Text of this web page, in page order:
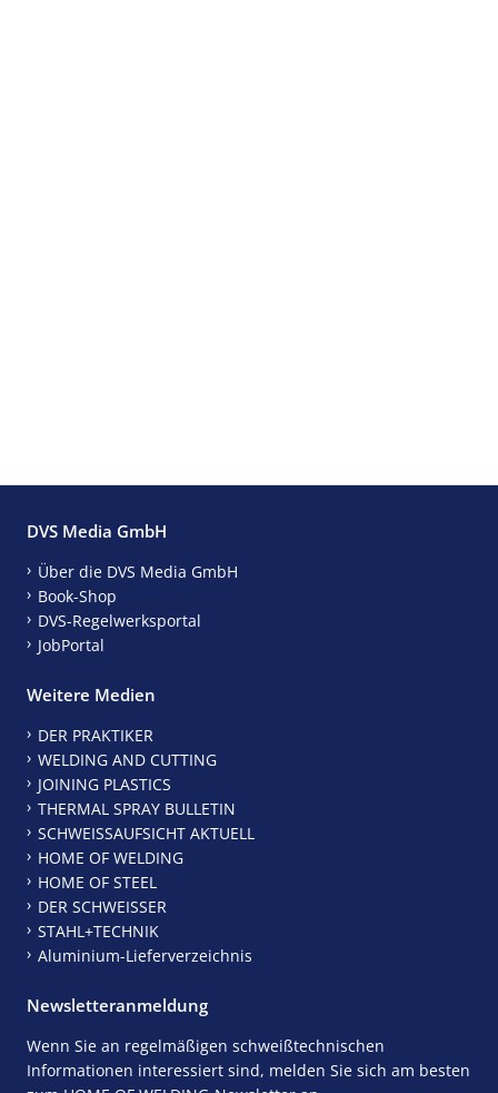
DVS Media GmbH
Über die DVS Media GmbH
Book-Shop
DVS-Regelwerksportal
JobPortal
Weitere Medien
DER PRAKTIKER
WELDING AND CUTTING
JOINING PLASTICS
THERMAL SPRAY BULLETIN
SCHWEISSAUFSICHT AKTUELL
HOME OF WELDING
HOME OF STEEL
DER SCHWEISSER
STAHL+TECHNIK
Aluminium-Lieferverzeichnis
Newsletteranmeldung
Wenn Sie an regelmäßigen schweißtechnischen
Informationen interessiert sind, melden Sie sich am besten